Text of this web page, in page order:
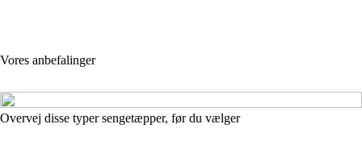
Vores anbefalinger
Overvej disse typer sengetæpper, før du vælger